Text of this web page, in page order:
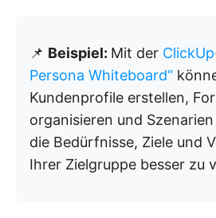
📌 Beispiel: Mit der
Persona Whiteboard“
Kundenprofile erstellen,
organisieren und
die Bedürfnisse, Ziele und
Ihrer Zielgruppe besser zu